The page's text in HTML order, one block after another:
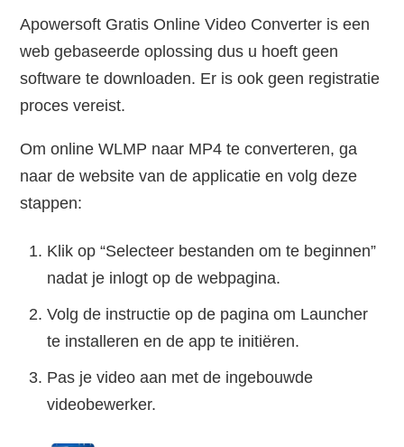
Apowersoft Gratis Online Video Converter is een
web gebaseerde oplossing dus u hoeft geen
software te downloaden. Er is ook geen registratie
proces vereist.
Om online WLMP naar MP4 te converteren, ga
naar de website van de applicatie en volg deze
stappen:
Klik op “Selecteer bestanden om te beginnen”
nadat je inlogt op de webpagina.
Volg de instructie op de pagina om Launcher
te installeren en de app te initiëren.
Pas je video aan met de ingebouwde
videobewerker.